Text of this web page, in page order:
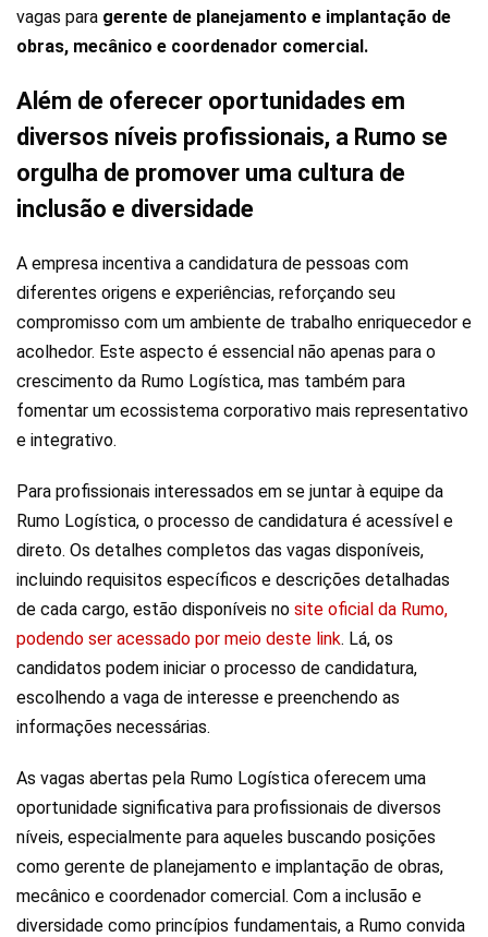
vagas para gerente de planejamento e implantação de
obras, mecânico e coordenador comercial.
Além de oferecer oportunidades em
diversos níveis profissionais, a Rumo se
orgulha de promover uma cultura de
inclusão e diversidade
A empresa incentiva a candidatura de pessoas com
diferentes origens e experiências, reforçando seu
compromisso com um ambiente de trabalho enriquecedor e
acolhedor. Este aspecto é essencial não apenas para o
crescimento da Rumo Logística, mas também para
fomentar um ecossistema corporativo mais representativo
e integrativo.
Para profissionais interessados em se juntar à equipe da
Rumo Logística, o processo de candidatura é acessível e
direto. Os detalhes completos das vagas disponíveis,
incluindo requisitos específicos e descrições detalhadas
de cada cargo, estão disponíveis no site oficial da Rumo,
podendo ser acessado por meio deste link. Lá, os
candidatos podem iniciar o processo de candidatura,
escolhendo a vaga de interesse e preenchendo as
informações necessárias.
As vagas abertas pela Rumo Logística oferecem uma
oportunidade significativa para profissionais de diversos
níveis, especialmente para aqueles buscando posições
como gerente de planejamento e implantação de obras,
mecânico e coordenador comercial. Com a inclusão e
diversidade como princípios fundamentais, a Rumo convida